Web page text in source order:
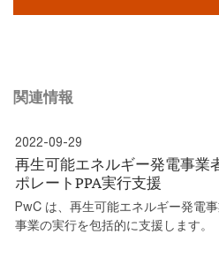
関連情報
2022-09-29
再生可能エネルギー発電事業
ポレートPPA実行支援
PwC は、再生可能エネルギー発電
事業の実行を包括的に支援します。